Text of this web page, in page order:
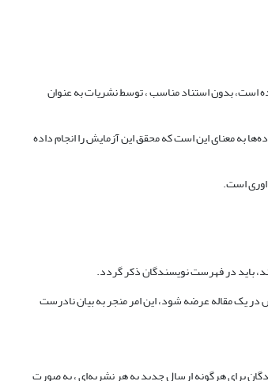
است، بدون استناد مناسب ، توسط نشریات به عنوان
به معنای این است که محقق این آزمایش را انجام داده
است.
باید در فهرست نویسندگان ذکر گردد.
یک مقاله عرضه شود، این امر منجر به بیان نادرست
توسط هر یک از نویسندگان مقاله متخلف منتشر شده باشد، ارسال شود، (ج) تحریم حداقل 36 ماه برای تمامی نویسندگان برای هرگونه ارسال جدید به هر نشریه‌ای ، به صورت